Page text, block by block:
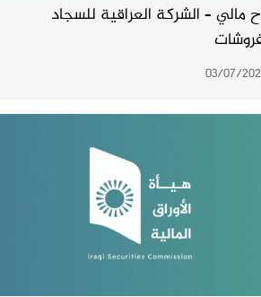
مالي – الشركة العراقية للسجاد
03/07/